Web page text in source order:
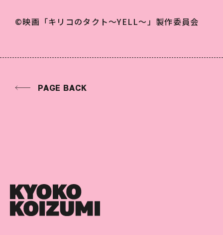
©映画「キリコのタクト〜YELL〜」製作委員会
PAGE BACK